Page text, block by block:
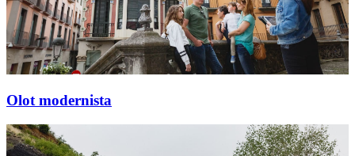
Olot modernista